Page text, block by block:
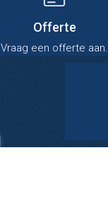
Offerte
Vraag een offerte aan.